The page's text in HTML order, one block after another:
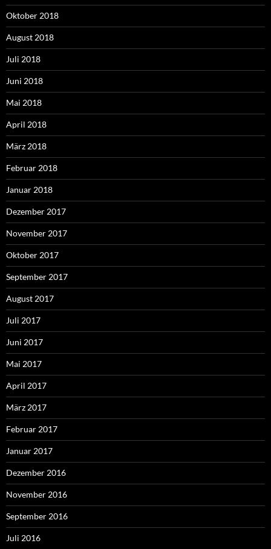
Oktober 2018
August 2018
Juli 2018
Juni 2018
Mai 2018
April 2018
März 2018
Februar 2018
Januar 2018
Dezember 2017
November 2017
Oktober 2017
September 2017
August 2017
Juli 2017
Juni 2017
Mai 2017
April 2017
März 2017
Februar 2017
Januar 2017
Dezember 2016
November 2016
September 2016
Juli 2016